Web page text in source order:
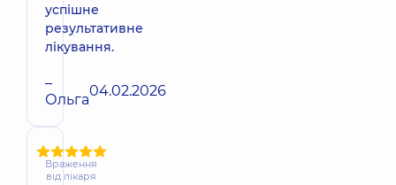
успішне
результативне
лікування.
–
Ольга04.02.2026
Враження
від лікаря